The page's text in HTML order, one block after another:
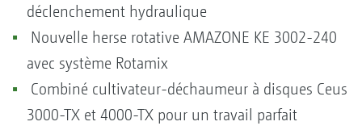
déclenchement hydraulique
Nouvelle herse rotative AMAZONE KE 3002-240
avec système Rotamix
Combiné cultivateur-déchaumeur à disques Ceus
3000-TX et 4000-TX pour un travail parfait